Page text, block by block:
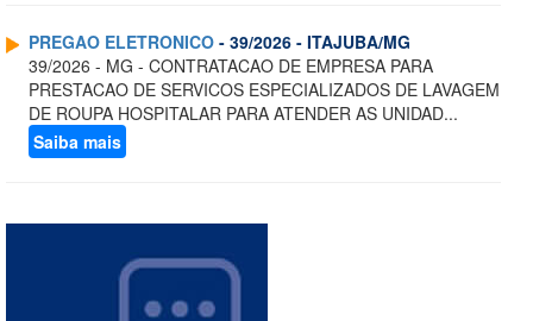
PREGAO ELETRONICO - 39/2026 - ITAJUBA/MG
39/2026 - MG - CONTRATACAO DE EMPRESA PARA
PRESTACAO DE SERVICOS ESPECIALIZADOS DE LAVAGEM
DE ROUPA HOSPITALAR PARA ATENDER AS UNIDAD...
Saiba mais